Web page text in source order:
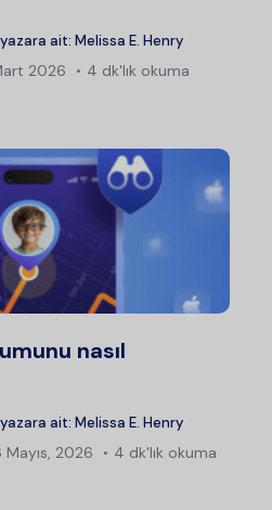
ait: Melissa E. Henry
2026
4 dk'lık okuma
nasıl
ait: Melissa E. Henry
Mayıs, 2026
4 dk'lık okuma